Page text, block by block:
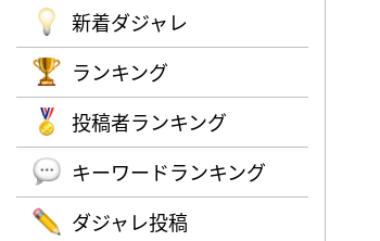
新着ダジャレ
ランキング
投稿者ランキング
キーワードランキング
ダジャレ投稿